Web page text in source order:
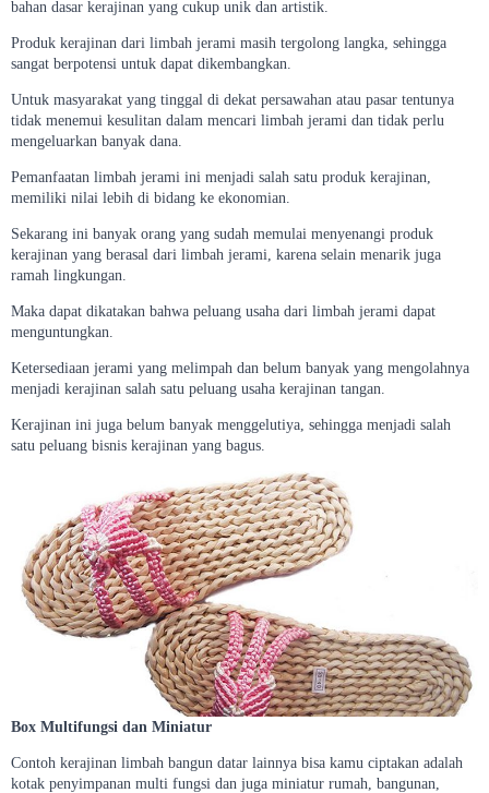
bahan dasar kerajinan yang cukup unik dan artistik.
Produk kerajinan dari limbah jerami masih tergolong langka, sehingga
sangat berpotensi untuk dapat dikembangkan.
Untuk masyarakat yang tinggal di dekat persawahan atau pasar tentunya
tidak menemui kesulitan dalam mencari limbah jerami dan tidak perlu
mengeluarkan banyak dana.
Pemanfaatan limbah jerami ini menjadi salah satu produk kerajinan,
memiliki nilai lebih di bidang ke ekonomian.
Sekarang ini banyak orang yang sudah memulai menyenangi produk
kerajinan yang berasal dari limbah jerami, karena selain menarik juga
ramah lingkungan.
Maka dapat dikatakan bahwa peluang usaha dari limbah jerami dapat
menguntungkan.
Ketersediaan jerami yang melimpah dan belum banyak yang mengolahnya
menjadi kerajinan salah satu peluang usaha kerajinan tangan.
Kerajinan ini juga belum banyak menggelutiya, sehingga menjadi salah
satu peluang bisnis kerajinan yang bagus.
Box Multifungsi dan Miniatur
Contoh kerajinan limbah bangun datar lainnya bisa kamu ciptakan adalah
kotak penyimpanan multi fungsi dan juga miniatur rumah, bangunan,